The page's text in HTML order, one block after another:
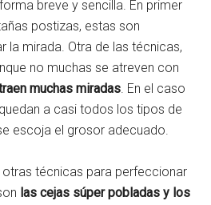
breve y sencilla. En primer
postizas, estas son
la mirada. Otra de las técnicas,
no muchas se atreven con
muchas miradas. En el caso
a casi todos los tipos de
escoja el grosor adecuado.
técnicas para perfeccionar
las cejas súper pobladas y los